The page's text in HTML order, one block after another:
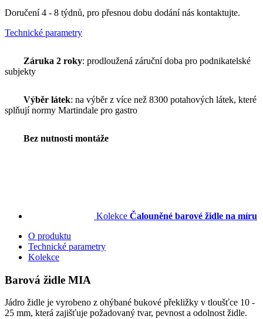
Doručení 4 - 8 týdnů, pro přesnou dobu dodání nás kontaktujte.
Technické parametry
Záruka 2 roky: prodloužená záruční doba pro podnikatelské
subjekty
Výběr látek: na výběr z více než 8300 potahových látek, které
splňují normy Martindale pro gastro
Bez nutnosti montáže
Kolekce Čalouněné barové židle na míru
O produktu
Technické parametry
Kolekce
Barová židle MIA
Jádro židle je vyrobeno z ohýbané bukové překližky v tloušťce 10 -
25 mm, která zajišťuje požadovaný tvar, pevnost a odolnost židle.